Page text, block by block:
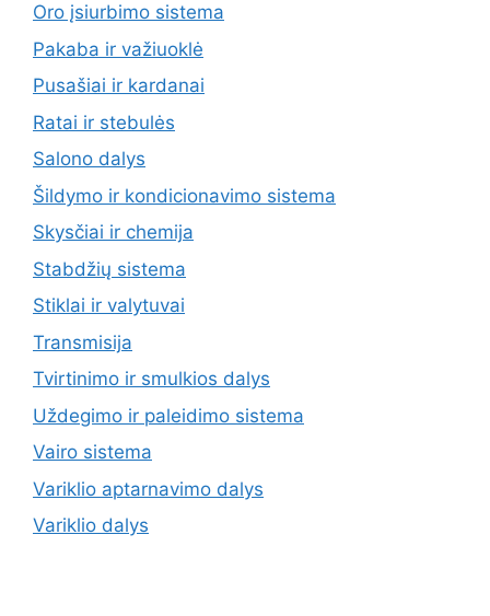
Oro įsiurbimo sistema
Pakaba ir važiuoklė
Pusašiai ir kardanai
Ratai ir stebulės
Salono dalys
Šildymo ir kondicionavimo sistema
Skysčiai ir chemija
Stabdžių sistema
Stiklai ir valytuvai
Transmisija
Tvirtinimo ir smulkios dalys
Uždegimo ir paleidimo sistema
Vairo sistema
Variklio aptarnavimo dalys
Variklio dalys